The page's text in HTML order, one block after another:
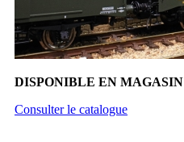
DISPONIBLE EN MAGASIN
Consulter le catalogue